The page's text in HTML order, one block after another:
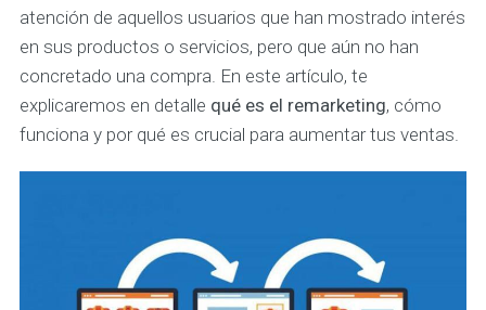
atención de aquellos usuarios que han mostrado interés
en sus productos o servicios, pero que aún no han
concretado una compra. En este artículo, te
explicaremos en detalle qué es el remarketing, cómo
funciona y por qué es crucial para aumentar tus ventas.